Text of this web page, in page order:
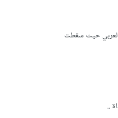
العربي حيث سقطت
..